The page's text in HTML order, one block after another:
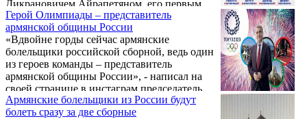
Дикрановичем Айрапетяном, его первым
заместителем Григорием Рафиковичем
Карапетяном и заместителем,
руководителем Юго-Восточного округа
Размиком Владимировичем Акопянцем
проведено выездное совещание с лидерами
армянских общин округа.
Герой Олимпиады – представитель
армянской общины России
«Вдвойне горды сейчас армянские
болельщики российской сборной, ведь один
из героев команды – представитель
армянской общины России», - написал на
своей странице в инстаграм председатель
регионального отделения Общероссийской
общественной организации «Союз Армян
Армянские болельщики из России будут
болеть сразу за две сборные